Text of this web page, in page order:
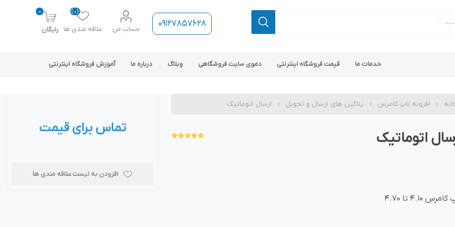
09127857628 حساب من علاقه مندی ها
(0)
0
رایگان
کامرس
خدمات ما قیمت فروشگاه اینترنتی دموی سایت فروشگاهی وبلاگ درباره ما آموزش فروشگاه اینترنتی
افزونه ناپ کامرس پلاگین های ارسال و تحویل ارسال اتوماتیک
اتوماتیک
4.10 تا 4.70
تماس برای قیمت
افزودن به لیست علاقه مندی ها